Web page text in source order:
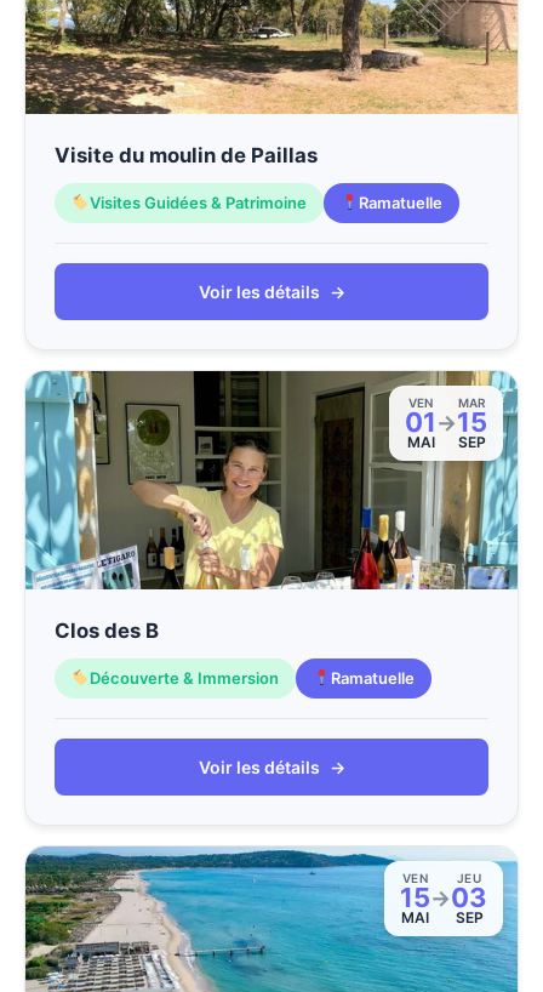
Visite du moulin de Paillas
Visites Guidées & Patrimoine Ramatuelle
Voir les détails →
VEN
01
MAI
→
MAR
15
SEP
Clos des B
Découverte & Immersion Ramatuelle
Voir les détails →
VEN
15
MAI
→
JEU
03
SEP